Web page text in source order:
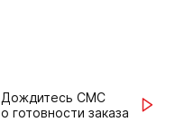
Дождитесь СМС
о готовности заказа